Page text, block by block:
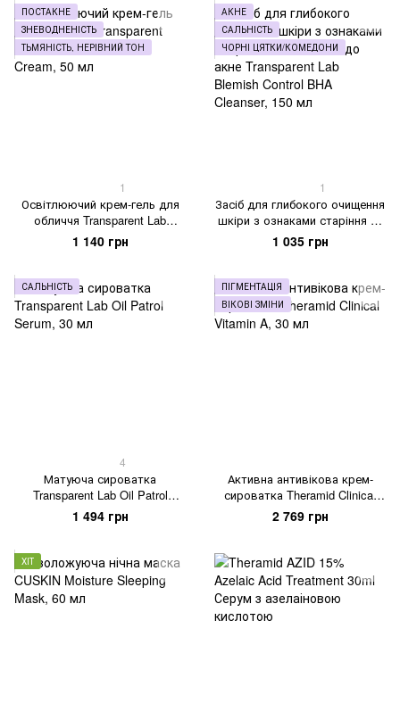
ПОСТАКНЕ
ЗНЕВОДНЕНІСТЬ
ТЬМЯНІСТЬ, НЕРІВНИЙ ТОН
1
Освітлюючий крем-гель для
обличчя Transparent Lab
Niacinamide Glow Cream, 50 мл
1 140 грн
АКНЕ
САЛЬНІСТЬ
ЧОРНІ ЦЯТКИ/КОМЕДОНИ
1
Засіб для глибокого очищення
шкіри з ознаками старіння та
схильної до акне Transparent
Lab Blemish Control BHA
1 035 грн
САЛЬНІСТЬ
4
Матуюча сироватка
Transparent Lab Oil Patrol
Serum, 30 мл
1 494 грн
ПІГМЕНТАЦІЯ
ВІКОВІ ЗМІНИ
Активна антивікова крем-
сироватка Theramid Clinical
Vitamin A, 30 мл
2 769 грн
ХІТ